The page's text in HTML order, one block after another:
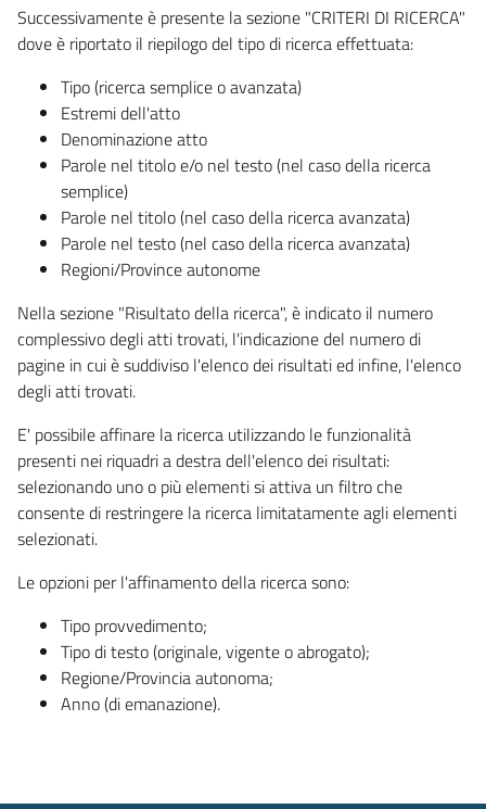
Successivamente è presente la sezione "CRITERI DI RICERCA"
dove è riportato il riepilogo del tipo di ricerca effettuata:
Tipo (ricerca semplice o avanzata)
Estremi dell'atto
Denominazione atto
Parole nel titolo e/o nel testo (nel caso della ricerca
semplice)
Parole nel titolo (nel caso della ricerca avanzata)
Parole nel testo (nel caso della ricerca avanzata)
Regioni/Province autonome
Nella sezione "Risultato della ricerca", è indicato il numero
complessivo degli atti trovati, l'indicazione del numero di
pagine in cui è suddiviso l'elenco dei risultati ed infine, l'elenco
degli atti trovati.
E' possibile affinare la ricerca utilizzando le funzionalità
presenti nei riquadri a destra dell'elenco dei risultati:
selezionando uno o più elementi si attiva un filtro che
consente di restringere la ricerca limitatamente agli elementi
selezionati.
Le opzioni per l'affinamento della ricerca sono:
Tipo provvedimento;
Tipo di testo (originale, vigente o abrogato);
Regione/Provincia autonoma;
Anno (di emanazione).